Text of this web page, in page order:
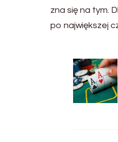
zna się na tym.
po największej
wpisu